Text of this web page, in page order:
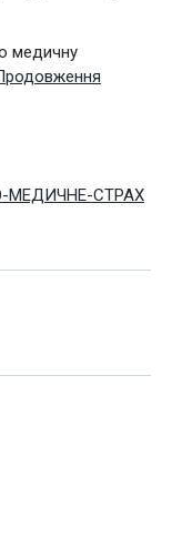
медичну
МЕДИЧНЕ-СТРАХ